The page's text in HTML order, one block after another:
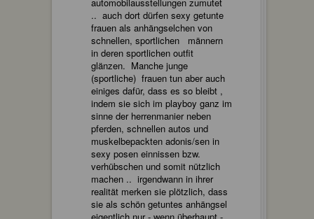
.. auch dort dürfen sexy getunte
frauen als anhängselchen von
schnellen, sportlichen männern
in deren sportlichen outfit
glänzen. Manche junge
(sportliche) frauen tun aber auch
einiges dafür, dass es so bleibt ,
indem sie sich im playboy ganz im
sinne der herrenmanier neben
pferden, schnellen autos und
muskelbepackten adonis/sen in
sexy posen einnissen bzw.
verhübschen und somit nützlich
machen .. irgendwann in ihrer
realität merken sie plötzlich, dass
sie als schön getuntes anhängsel